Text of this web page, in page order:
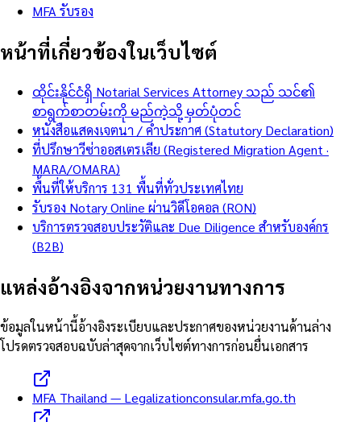
MFA รับรอง
หน้าที่เกี่ยวข้องในเว็บไซต์
ထိုင်းနိုင်ငံရှိ Notarial Services Attorney သည် သင်၏
စာရွက်စာတမ်းကို မည်ကဲ့သို့ မှတ်ပုံတင်
หนังสือแสดงเจตนา / คำประกาศ (Statutory Declaration)
ที่ปรึกษาวีซ่าออสเตรเลีย (Registered Migration Agent ·
MARA/OMARA)
พื้นที่ให้บริการ 131 พื้นที่ทั่วประเทศไทย
รับรอง Notary Online ผ่านวิดีโอคอล (RON)
บริการตรวจสอบประวัติและ Due Diligence สำหรับองค์กร
(B2B)
แหล่งอ้างอิงจากหน่วยงานทางการ
ข้อมูลในหน้านี้อ้างอิงระเบียบและประกาศของหน่วยงานด้านล่าง
โปรดตรวจสอบฉบับล่าสุดจากเว็บไซต์ทางการก่อนยื่นเอกสาร
MFA Thailand — Legalizationconsular.mfa.go.th